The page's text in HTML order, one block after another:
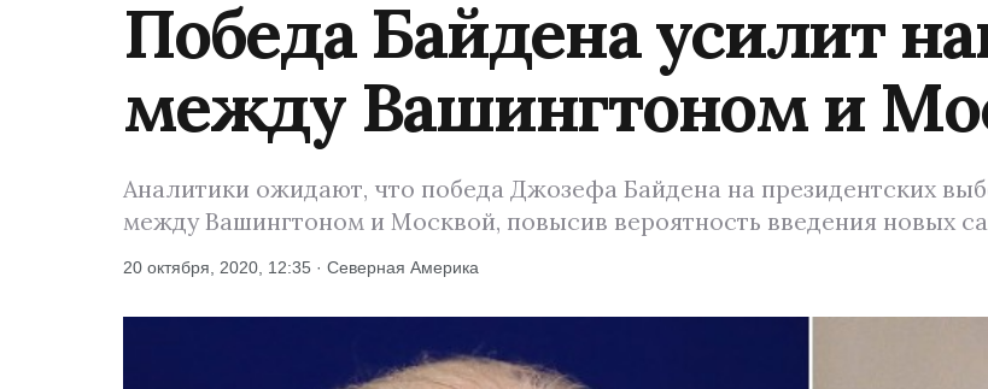
Победа Байдена усилит
между Вашингтоном и
Аналитики ожидают, что победа Джозефа Байдена на президентских
между Вашингтоном и Москвой, повысив вероятность введения новых
20 октября, 2020, 12:35 · Северная Америка